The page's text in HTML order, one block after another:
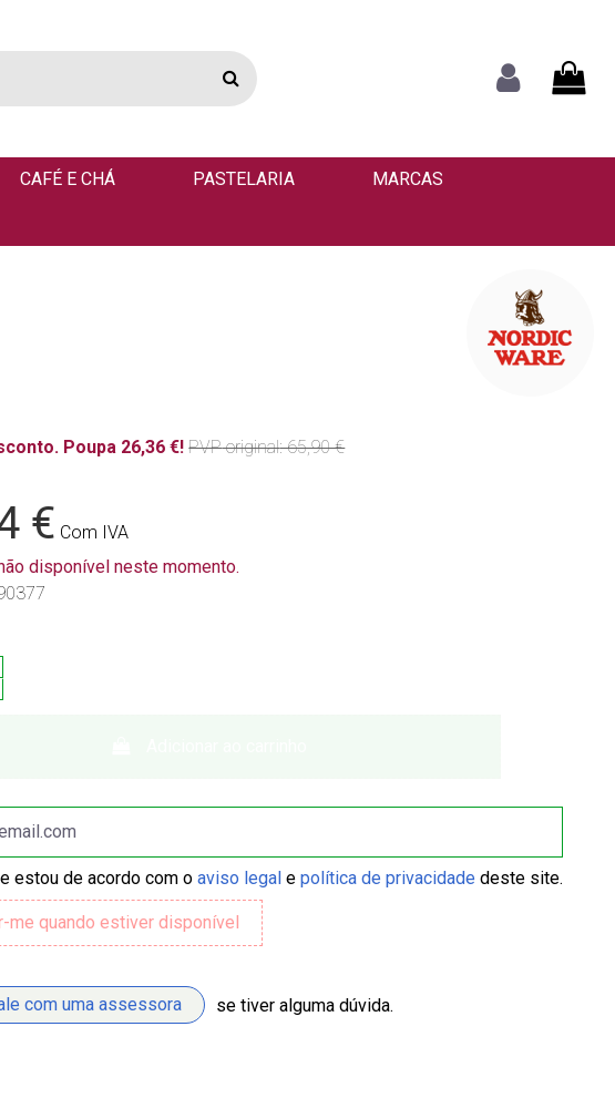
CAFÉ E CHÁ PASTELARIA MARCAS
Poupa 26,36 €! PVPoriginal: 65,90 €
€ Com IVA
disponível neste momento.
estou de acordo com oaviso legal epolítica de privacidade deste site.
com uma assessora se tiver alguma dúvida.